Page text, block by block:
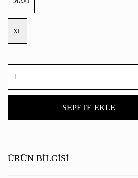
XL
SEPETE EKLE
ÜRÜN BILGISI